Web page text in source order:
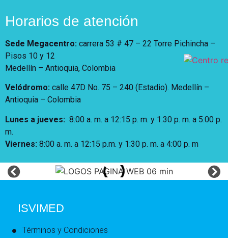
Horarios de atención
Sede Megacentro: carrera 53 # 47 – 22 Torre Pichincha –
Pisos 10 y 12
Medellín – Antioquia, Colombia
Velódromo: calle 47D No. 75 – 240 (Estadio). Medellín –
Antioquia – Colombia
Lunes a jueves: 8:00 a. m. a 12:15 p. m. y 1:30 p. m. a 5:00 p.
m.
Viernes: 8:00 a. m. a 12:15 p.m. y 1:30 p. m. a 4:00 p. m
ISVIMED
Términos y Condiciones